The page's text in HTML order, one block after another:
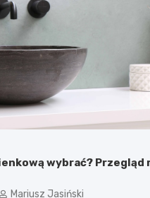
wybrać? Przegląd
Mariusz Jasiński